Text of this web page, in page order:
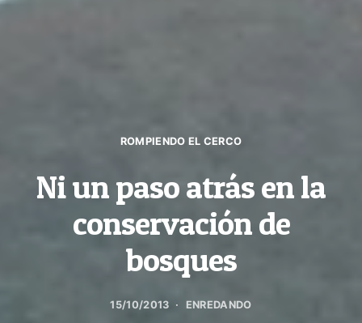
ROMPIENDO EL CERCO
Ni un paso atrás en la
conservación de
bosques
15/10/2013 ENREDANDO